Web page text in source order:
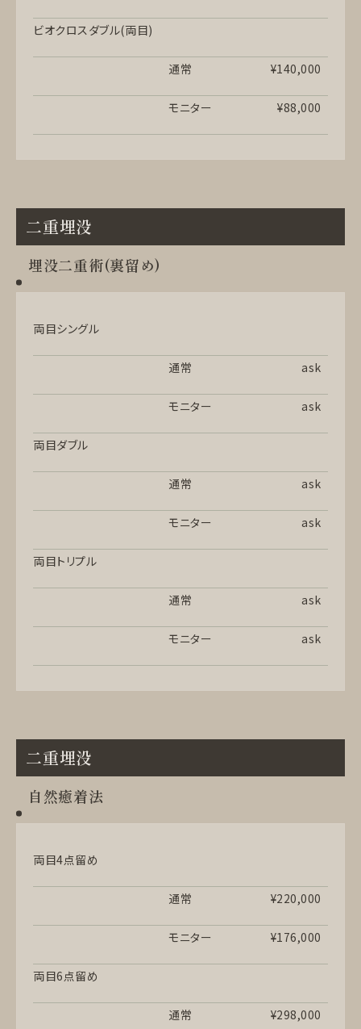
ビオクロスダブル(両目)
通常 ¥140,000
モニター ¥88,000
二重埋没
埋没二重術(裏留め)
両目シングル
通常 ask
モニター ask
両目ダブル
通常 ask
モニター ask
両目トリプル
通常 ask
モニター ask
二重埋没
自然癒着法
両目4点留め
通常 ¥220,000
モニター ¥176,000
両目6点留め
通常 ¥298,000